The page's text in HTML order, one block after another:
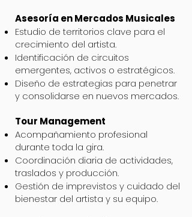
Asesoría en Mercados Musicales
Estudio de territorios clave para el
crecimiento del artista.
Identificación de circuitos
emergentes, activos o estratégicos.
Diseño de estrategias para penetrar
y consolidarse en nuevos mercados.
Tour Management
Acompañamiento profesional
durante toda la gira.
Coordinación diaria de actividades,
traslados y producción.
Gestión de imprevistos y cuidado del
bienestar del artista y su equipo.